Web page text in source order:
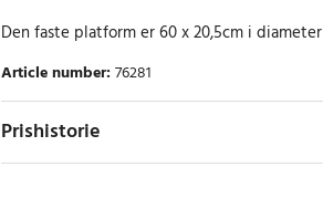
Den faste platform er 60 x 20,5cm i diameter
Article number:76281
Prishistorie